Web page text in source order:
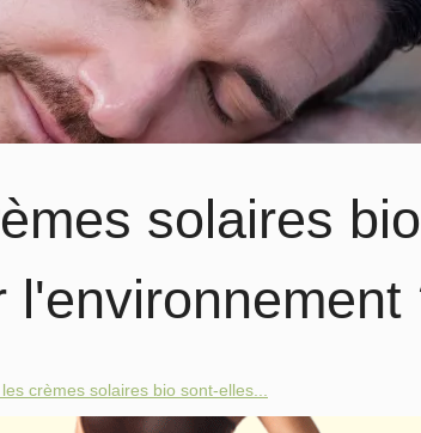
solaires
l'environnement
crèmes solaires bio sont-elles...